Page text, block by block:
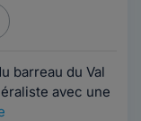
barreau du Val
avec une